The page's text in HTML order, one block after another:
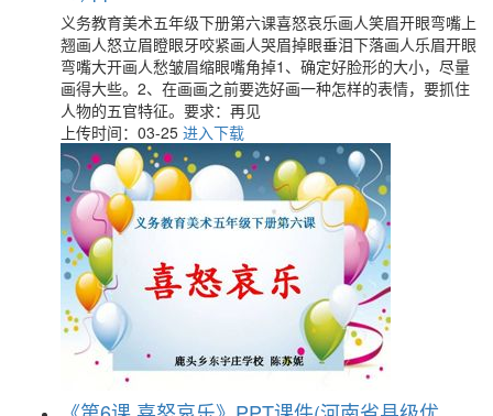
义务教育美术五年级下册第六课喜怒哀乐画人笑眉开眼弯嘴上
翘画人怒立眉瞪眼牙咬紧画人哭眉掉眼垂泪下落画人乐眉开眼
弯嘴大开画人愁皱眉缩眼嘴角掉1、确定好脸形的大小，尽量
画得大些。2、在画画之前要选好画一种怎样的表情，要抓住
人物的五官特征。要求：再见
上传时间：03-25 进入下载